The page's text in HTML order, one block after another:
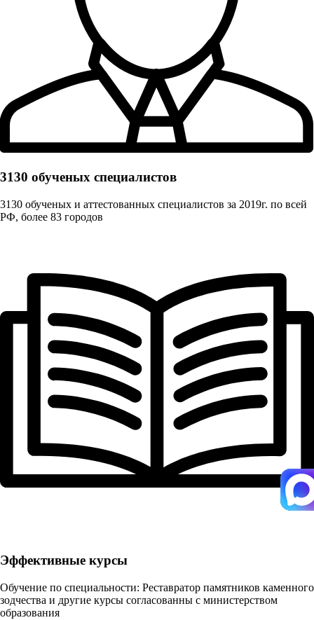
3130 обученых cпециалистов
3130 обученых и аттестованных специалистов за 2019г. по всей
РФ, более 83 городов
Эффективные курсы
Обучение по специальности: Реставратор памятников каменного
зодчества и другие курсы согласованны с министерством
образования